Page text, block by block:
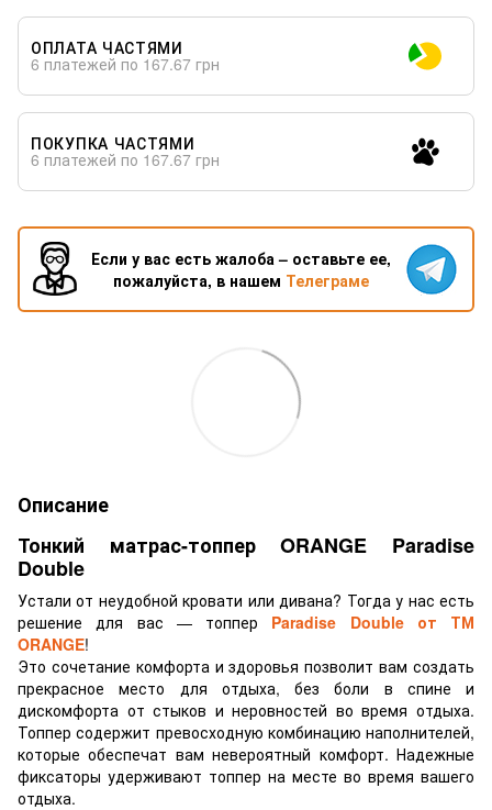
ОПЛАТА ЧАСТЯМИ
6 платежей по 167.67 грн
ПОКУПКА ЧАСТЯМИ
6 платежей по 167.67 грн
Если у вас есть жалоба – оставьте ее,
пожалуйста, в нашем Телеграме
Описание
Тонкий матрас-топпер ORANGE Paradise
Double
Устали от неудобной кровати или дивана? Тогда у нас есть
решение для вас — топпер Paradise Double от ТМ
ORANGE!
Это сочетание комфорта и здоровья позволит вам создать
прекрасное место для отдыха, без боли в спине и
дискомфорта от стыков и неровностей во время отдыха.
Топпер содержит превосходную комбинацию наполнителей,
которые обеспечат вам невероятный комфорт. Надежные
фиксаторы удерживают топпер на месте во время вашего
отдыха.